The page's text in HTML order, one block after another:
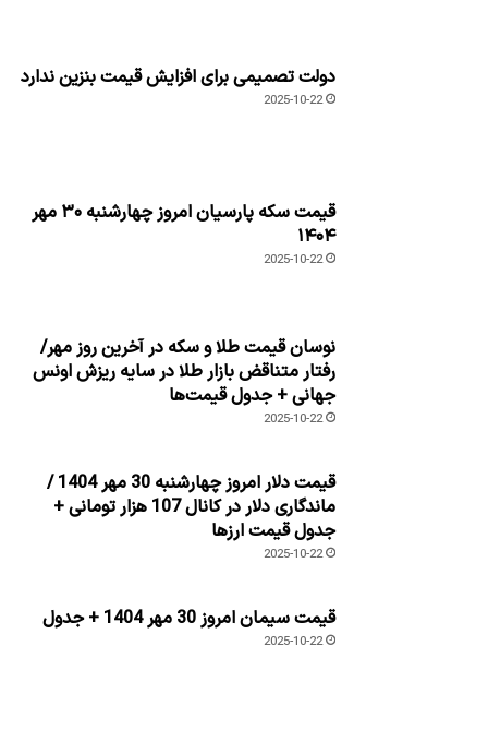
دولت تصمیمی برای افزایش قیمت بنزین ندارد
2025-10-22
قیمت سکه پارسیان امروز چهارشنبه ۳۰ مهر
۱۴۰۴
2025-10-22
نوسان قیمت طلا و سکه در آخرین روز مهر/
رفتار متناقض بازار طلا در سایه ریزش اونس
جهانی + جدول قیمت‌ها
2025-10-22
قیمت دلار امروز چهارشنبه 30 مهر 1404 /
ماندگاری دلار در کانال 107 هزار تومانی +
جدول قیمت ارزها
2025-10-22
قیمت سیمان امروز 30 مهر 1404 + جدول
2025-10-22